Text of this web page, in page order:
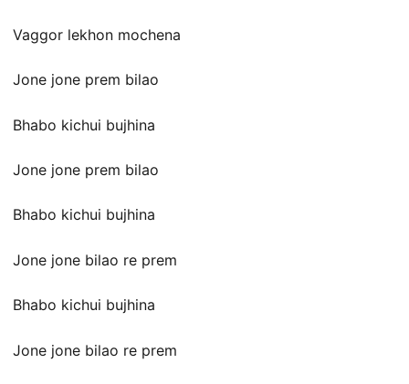
Vaggor lekhon mochena
Jone jone prem bilao
Bhabo kichui bujhina
Jone jone prem bilao
Bhabo kichui bujhina
Jone jone bilao re prem
Bhabo kichui bujhina
Jone jone bilao re prem